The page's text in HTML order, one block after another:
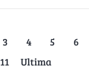
3 4 5 6
11 Ultima